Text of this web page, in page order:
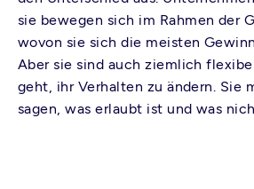
sie bewegen sich im Rahmen der
wovon sie sich die meisten
Aber sie sind auch ziemlich
geht, ihr Verhalten zu ändern. Sie
sagen, was erlaubt ist und was